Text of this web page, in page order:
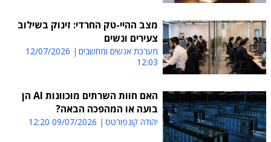
מצב ההיי-טק החרדי: זינוק בשילוב
צעירים ונשים
מערכת אנשים ומחשבים
12/07/2026
12:03
האם חוות השרתים מוכוונות AI הן
בועה או המהפכה הבאה?
יהודה קונפורטס 09/07/2026 12:20